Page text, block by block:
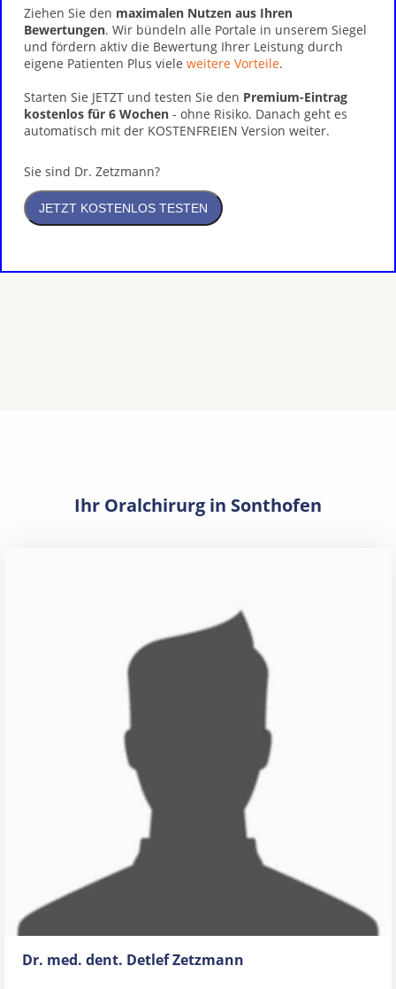
Ziehen Sie den maximalen Nutzen aus Ihren
Bewertungen. Wir bündeln alle Portale in unserem Siegel
und fördern aktiv die Bewertung Ihrer Leistung durch
eigene Patienten Plus viele weitere Vorteile.
Starten Sie JETZT und testen Sie den Premium-Eintrag
kostenlos für 6 Wochen - ohne Risiko. Danach geht es
automatisch mit der KOSTENFREIEN Version weiter.
Sie sind Dr. Zetzmann?
Ihr Oralchirurg in Sonthofen
Dr. med. dent. Detlef Zetzmann